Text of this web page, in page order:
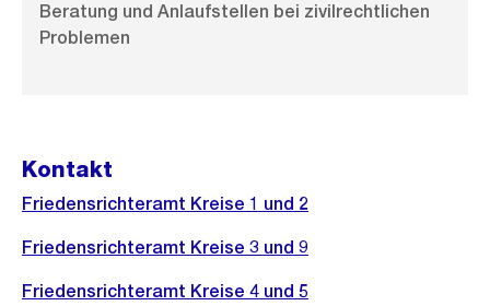
Beratung und Anlaufstellen bei zivilrechtlichen
Problemen
Kontakt
Friedensrichteramt Kreise 1 und 2
Friedensrichteramt Kreise 3 und 9
Friedensrichteramt Kreise 4 und 5